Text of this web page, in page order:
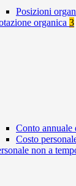
Posizioni
organica 3
Conto annuale
Costo
non a